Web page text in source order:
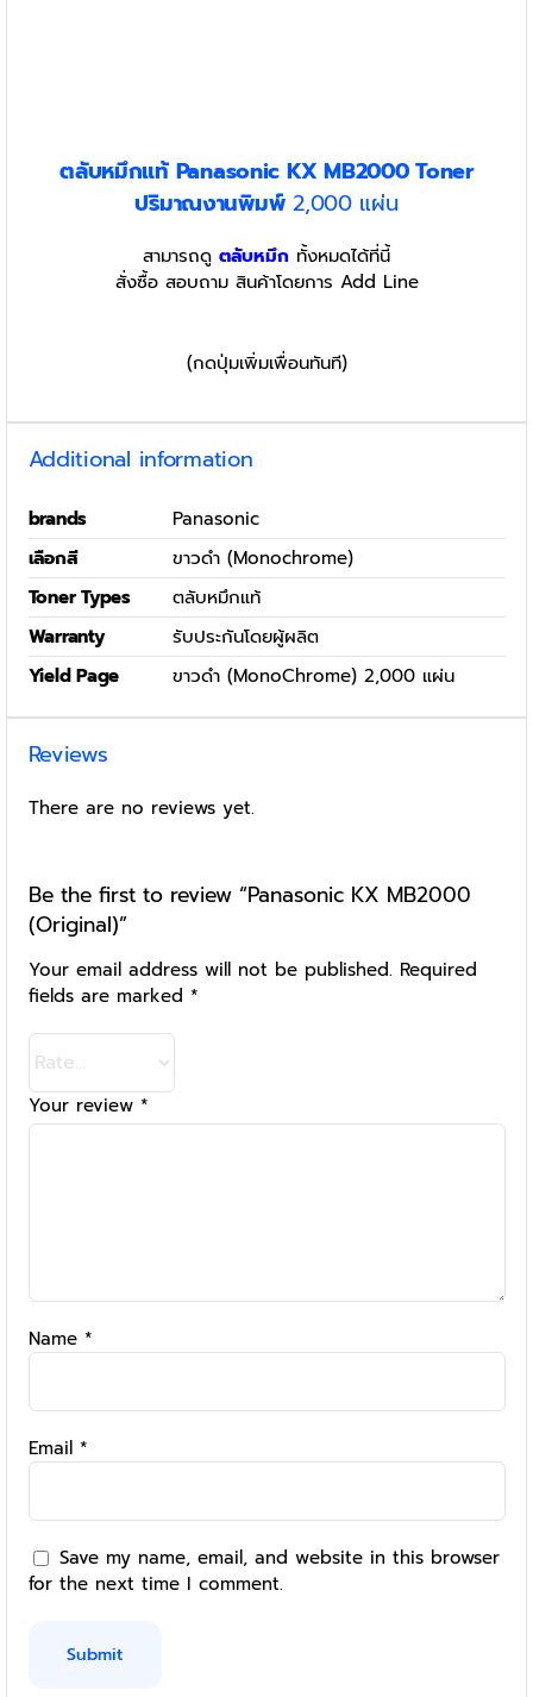
ตลับหมึกแท้ Panasonic KX MB2000 Toner
ปริมาณงานพิมพ์2,000 แผ่น
สามารถดู ตลับหมึก ทั้งหมดได้ที่นี้
สั่งซื้อ สอบถาม สินค้าโดยการ Add Line
(กดปุ่มเพิ่มเพื่อนทันที)
Additional information
brands
Panasonic
เลือกสี
ขาวดำ (Monochrome)
Toner Types
ตลับหมึกแท้
Warranty
รับประกันโดยผู้ผลิต
Yield Page
ขาวดำ (MonoChrome) 2,000 แผ่น
Reviews
There are no reviews yet.
Be the first to review “Panasonic KX MB2000
(Original)”
Your email address will not be published. Required
fields are marked *
Your review *
Name *
Email *
Save my name, email, and website in this browser
for the next time I comment.